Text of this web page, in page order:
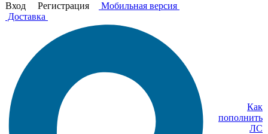
Вход
Регистрация
Мобильная версия
Доставка
Как
пополнить
ЛС